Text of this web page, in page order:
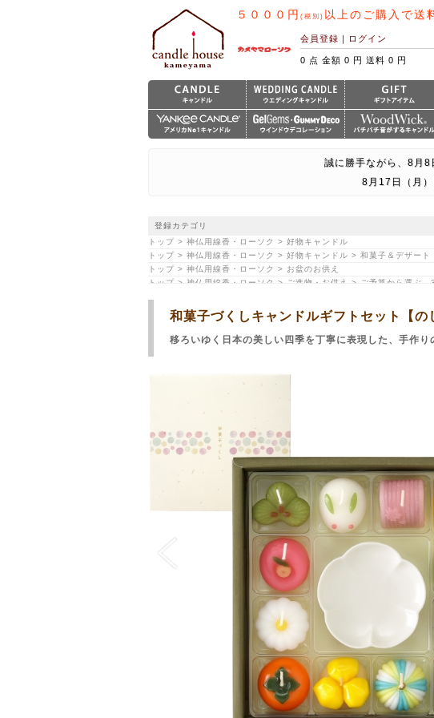
５０００円 (税別) 以上のご購入で送
会員登録 ｜ ログイン
0 点 金額 0 円 送料 0 円
誠に勝手ながら、8月8
8月17日（月）
登録カテゴリ
トップ > 神仏用線香・ローソク > 好物キャンドル
トップ > 神仏用線香・ローソク > 好物キャンドル > 和菓子＆デザート
トップ > 神仏用線香・ローソク > お盆のお供え
トップ > 神仏用線香・ローソク > ご進物・お供え > ご予算から選ぶ
トップ > 神仏用線香・ローソク > ご進物・お供え > ローソクのご進物
トップ > カテゴリ一覧 > ギフト・プレゼントにおすすめ > 心から和
トップ > カテゴリ一覧 > 和-JapaneseStyle-
和菓子づくしキャンドルギフトセット【の
移ろいゆく日本の美しい四季を丁寧に表現した、手作り